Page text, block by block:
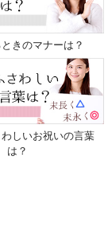
きのマナーは？
しいお祝いの言葉
は？